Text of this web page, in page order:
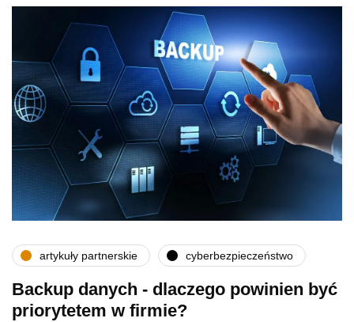
artykuły partnerskie cyberbezpieczeństwo
Backup danych - dlaczego powinien być
priorytetem w firmie?